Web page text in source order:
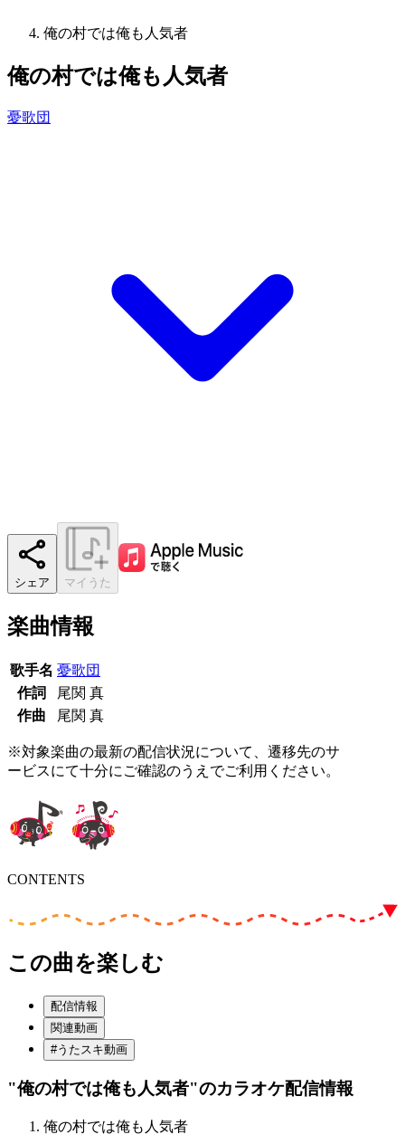
俺の村では俺も人気者
俺の村では俺も人気者
憂歌団
シェア マイうた
楽曲情報
歌手名 憂歌団
作詞
尾関 真
作曲
尾関 真
※対象楽曲の最新の配信状況について、遷移先のサ
ービスにて十分にご確認のうえでご利用ください。
CONTENTS
この曲を楽しむ
配信情報
関連動画
#うたスキ動画
"俺の村では俺も人気者"のカラオケ配信情報
俺の村では俺も人気者